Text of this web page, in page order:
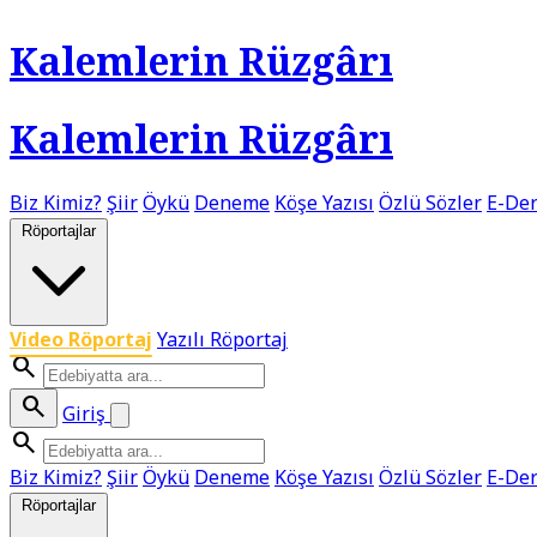
Kalemlerin Rüzgârı
Kalemlerin Rüzgârı
Biz Kimiz? ŞiirÖykü Deneme Köşe Yazısı Özlü Sözler E-
Röportajlar
Video Röportaj Yazılı Röportaj
search
search
Giriş
search
Biz Kimiz? ŞiirÖykü Deneme Köşe Yazısı Özlü Sözler E-
Röportajlar